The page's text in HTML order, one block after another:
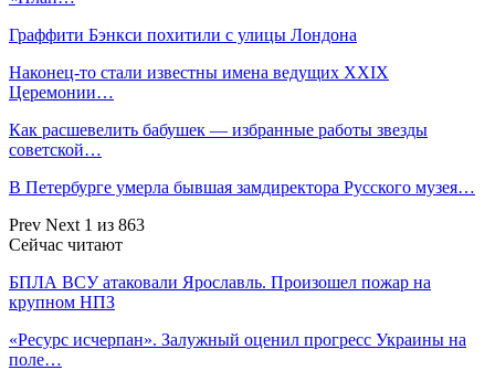
Граффити Бэнкси похитили с улицы Лондона
Наконец-то стали известны имена ведущих XXIX
Церемонии…
Как расшевелить бабушек — избранные работы звезды
советской…
В Петербурге умерла бывшая замдиректора Русского музея…
Prev Next 1 из 863
Сейчас читают
БПЛА ВСУ атаковали Ярославль. Произошел пожар на
крупном НПЗ
«Ресурс исчерпан». Залужный оценил прогресс Украины на
поле…